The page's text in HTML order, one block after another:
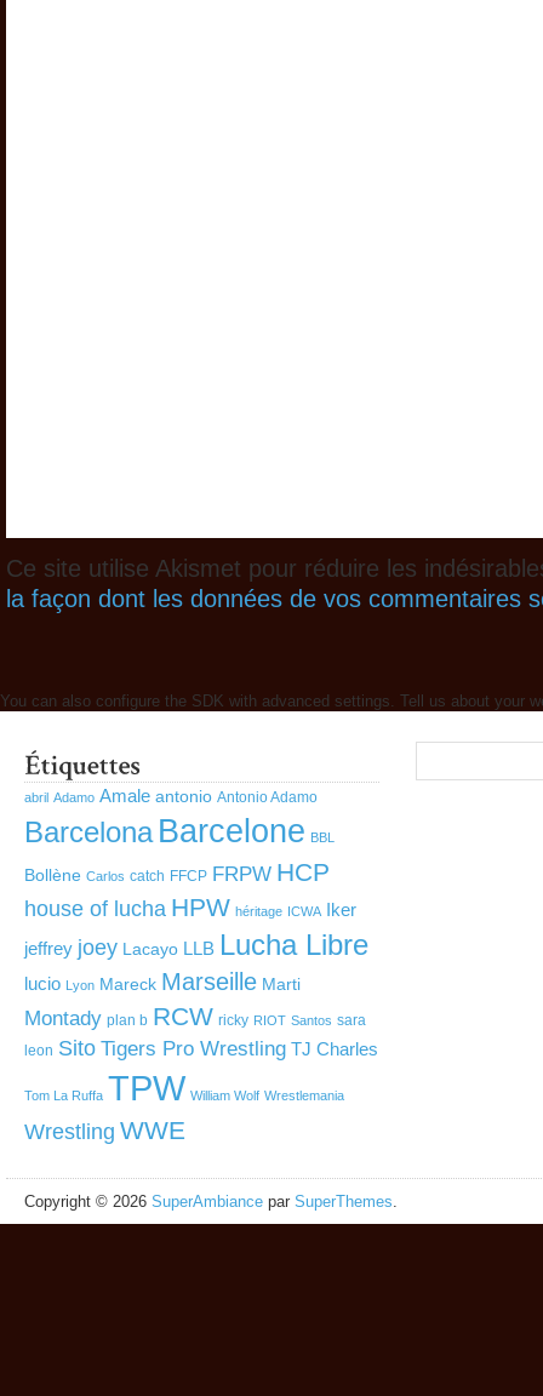
Ce site utilise Akismet pour réduire les
la façon dont les données de vos commentaires
You can also configure the SDK with advanced settings. Tell us about your
abril Adamo Amale antonio Antonio Adamo
Barcelona Barcelone BBL
Bollène Carlos catch FFCP FRPW HCP
house of lucha HPW héritage ICWA Iker
jeffrey joey Lacayo LLB Lucha Libre
lucio Lyon Mareck Marseille Marti
Montady plan b RCW ricky RIOT Santos sara
leon Sito Tigers Pro Wrestling TJ Charles
Tom La Ruffa TPW William Wolf Wrestlemania
Wrestling WWE
Copyright © 2026 SuperAmbiance par SuperThemes.